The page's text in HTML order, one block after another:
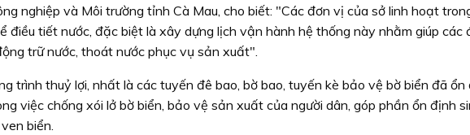
nghiệp và Môi trường tỉnh Cà Mau, cho biết: "Các đơn vị của sở linh hoạt
điều tiết nước, đặc biệt là xây dựng lịch vận hành hệ thống này nhằm giúp các
trữ nước, thoát nước phục vụ sản xuất".
trình thuỷ lợi, nhất là các tuyến đê bao, bờ bao, tuyến kè bảo vệ bờ biển đã
việc chống xói lở bờ biển, bảo vệ sản xuất của người dân, góp phần ổn định
biển.